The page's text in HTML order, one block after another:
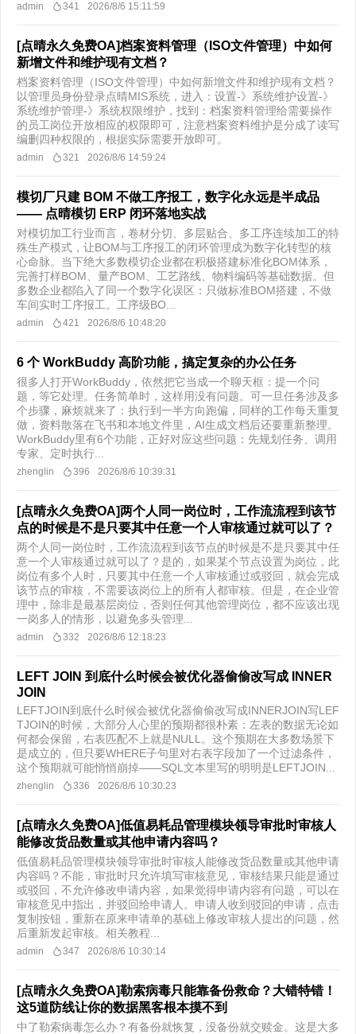
admin 341 2026/8/6 15:11:59
[点晴永久免费OA]档案资料管理（ISO文件管理）中如何
新增文件和维护现有文档？
档案资料管理（ISO文件管理）中如何新增文件和维护现有文档？
以管理员身份登录点晴MIS系统，进入：设置-》系统维护设置-》
系统维护管理-》系统权限维护，找到：档案资料管理给需要操作
的员工岗位开放相应的权限即可，注意档案资料维护是分成了读写
编删四种权限的，根据实际需要开放即可。
admin 321 2026/8/6 14:59:24
模切厂只建 BOM 不做工序报工，数字化永远是半成品
—— 点晴模切 ERP 闭环落地实战
对模切加工行业而言，卷材分切、多层贴合、多工序连续加工的特
殊生产模式，让BOM与工序报工的闭环管理成为数字化转型的核
心命脉。当下绝大多数模切企业都在积极搭建标准化BOM体系，
完善打样BOM、量产BOM、工艺路线、物料编码等基础数据。但
多数企业都陷入了同一个数字化误区：只做标准BOM搭建，不做
车间实时工序报工。工序级BO...
admin 421 2026/8/6 10:48:20
6 个 WorkBuddy 高阶功能，搞定复杂的办公任务
​很多人打开WorkBuddy，依然把它当成一个聊天框：提一个问
题，等它处理。任务简单时，这样用没有问题。可一旦任务涉及多
个步骤，麻烦就来了：执行到一半方向跑偏，同样的工作每天重复
做，资料散落在飞书和本地文件里，AI生成文档后还要重新整理。
WorkBuddy里有6个功能，正好对应这些问题：先规划任务、调用
专家、定时执行...
zhenglin 396 2026/8/6 10:39:31
[点晴永久免费OA]两个人同一岗位时，工作流流程到该节
点的时候是不是只要其中任意一个人审核通过就可以了？
两个人同一岗位时，工作流流程到该节点的时候是不是只要其中任
意一个人审核通过就可以了？是的，如果某个节点设置为岗位，此
岗位有多个人时，只要其中任意一个人审核通过或驳回，就会完成
该节点的审核，不需要该岗位上的所有人都审核。但是，在企业管
理中，除非是最基层岗位，否则任何其他管理岗位，都不应该出现
一岗多人的情形，以避免多头管理...
admin 332 2026/8/6 12:18:23
LEFT JOIN 到底什么时候会被优化器偷偷改写成 INNER
JOIN
LEFTJOIN到底什么时候会被优化器偷偷改写成INNERJOIN写LEF
TJOIN的时候，大部分人心里的预期都很朴素：左表的数据无论如
何都会保留，右表匹配不上就是NULL。这个预期在大多数场景下
是成立的，但只要WHERE子句里对右表字段加了一个过滤条件，
这个预期就可能悄悄崩掉——SQL文本里写的明明是LEFTJOIN...
zhenglin 336 2026/8/6 10:30:23
[点晴永久免费OA]低值易耗品管理模块领导审批时审核人
能修改货品数量或其他申请内容吗？
低值易耗品管理模块领导审批时审核人能修改货品数量或其他申请
内容吗？不能，审批时只允许填写审核意见，审核结果只能是通过
或驳回，不允许修改申请内容，如果觉得申请内容有问题，可以在
审核意见中指出，并驳回给申请人。申请人收到驳回的申请，点击
复制按钮，重新在原来申请单的基础上修改审核人提出的问题，然
后重新发起审核。 ​相关教程...
admin 347 2026/8/6 10:30:14
[点晴永久免费OA]勒索病毒只能靠备份救命？大错特错！
这5道防线让你的数据黑客根本摸不到
中了勒索病毒怎么办？有备份就恢复，没备份就交赎金。这是大多